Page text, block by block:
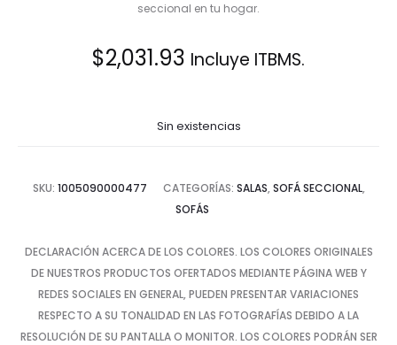
seccional en tu hogar.
$2,031.93 Incluye ITBMS.
Sin existencias
SKU: 1005090000477 CATEGORÍAS: SALAS, SOFÁ SECCIONAL,
SOFÁS
DECLARACIÓN ACERCA DE LOS COLORES. LOS COLORES ORIGINALES
DE NUESTROS PRODUCTOS OFERTADOS MEDIANTE PÁGINA WEB Y
REDES SOCIALES EN GENERAL, PUEDEN PRESENTAR VARIACIONES
RESPECTO A SU TONALIDAD EN LAS FOTOGRAFÍAS DEBIDO A LA
RESOLUCIÓN DE SU PANTALLA O MONITOR. LOS COLORES PODRÁN SER